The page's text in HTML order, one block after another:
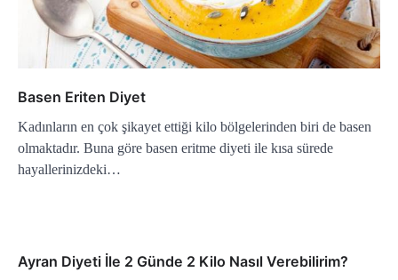
Basen Eriten Diyet
Kadınların en çok şikayet ettiği kilo bölgelerinden biri de basen
olmaktadır. Buna göre basen eritme diyeti ile kısa sürede
hayallerinizdeki…
Ayran Diyeti İle 2 Günde 2 Kilo Nasıl Verebilirim?